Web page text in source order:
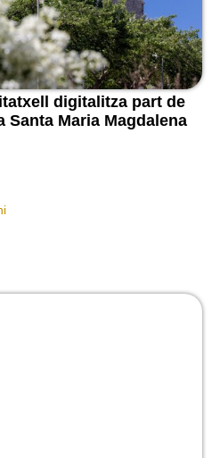
digitalitza part de
Santa Maria Magdalena